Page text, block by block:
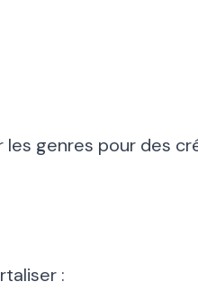
genres pour des
: